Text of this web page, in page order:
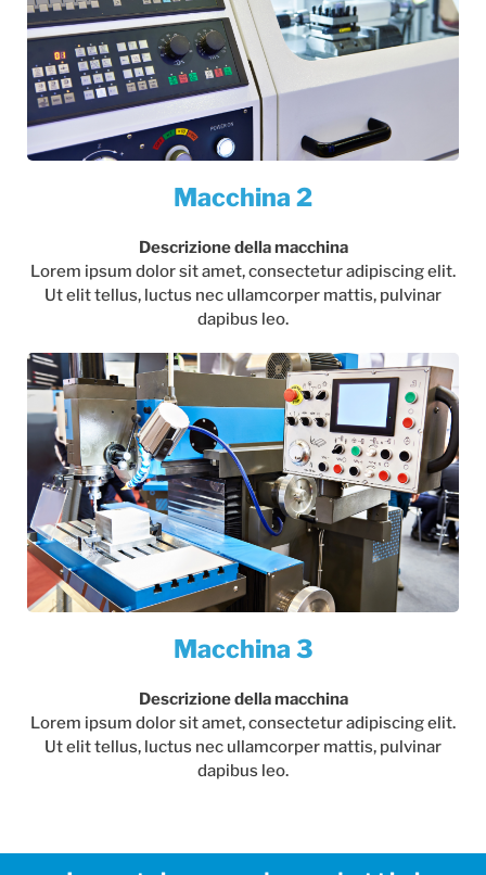
Macchina 2
Descrizione della macchina
Lorem ipsum dolor sit amet, consectetur adipiscing elit.
Ut elit tellus, luctus nec ullamcorper mattis, pulvinar
dapibus leo.
Macchina 3
Descrizione della macchina
Lorem ipsum dolor sit amet, consectetur adipiscing elit.
Ut elit tellus, luctus nec ullamcorper mattis, pulvinar
dapibus leo.